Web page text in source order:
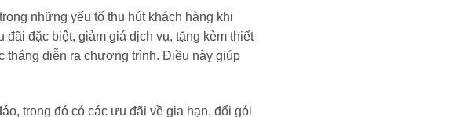
những yếu tố thu hút khách hàng khi
đặc biệt, giảm giá dịch vụ, tặng kèm thiết
tháng diễn ra chương trình. Điều này giúp
trong đó có các ưu đãi về gia hạn, đổi gói